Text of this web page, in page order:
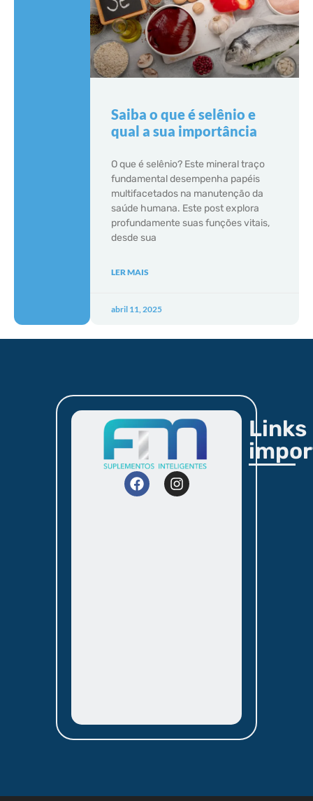
Saiba o que é selênio e
qual a sua importância
O que é selênio? Este mineral traço
fundamental desempenha papéis
multifacetados na manutenção da
saúde humana. Este post explora
profundamente suas funções vitais,
desde sua
LER MAIS
abril 11, 2025
Links